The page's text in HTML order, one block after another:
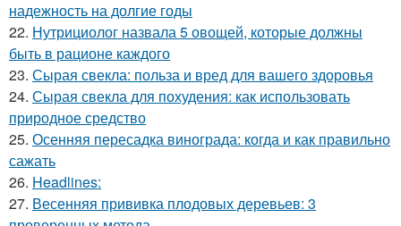
надежность на долгие годы
22. Нутрициолог назвала 5 овощей, которые должны
быть в рационе каждого
23. Сырая свекла: польза и вред для вашего здоровья
24. Сырая свекла для похудения: как использовать
природное средство
25. Осенняя пересадка винограда: когда и как правильно
сажать
26. Headlines:
27. Весенняя прививка плодовых деревьев: 3